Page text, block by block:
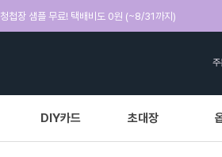
청첩장 샘플 무료! 택배비도 0원 (~8/31까지)
주
DIY카드 초대장